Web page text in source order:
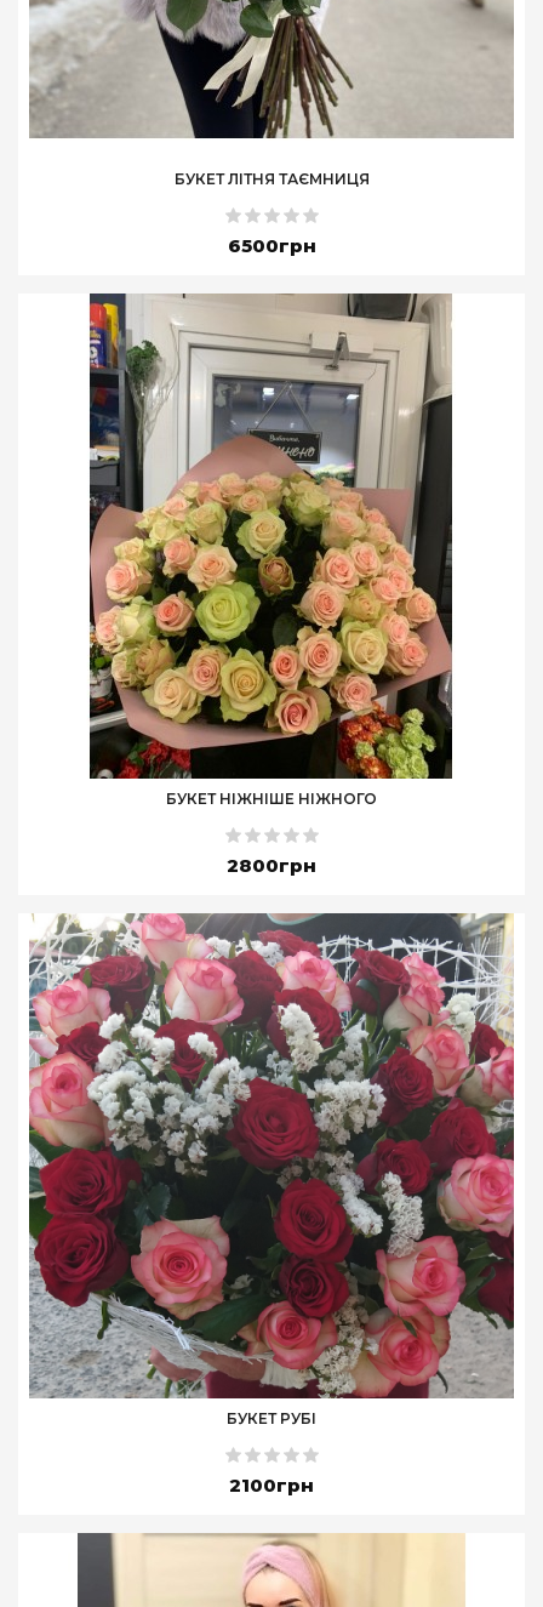
БУКЕТ ЛІТНЯ ТАЄМНИЦЯ
6500грн
БУКЕТ НІЖНІШЕ НІЖНОГО
2800грн
БУКЕТ РУБІ
2100грн